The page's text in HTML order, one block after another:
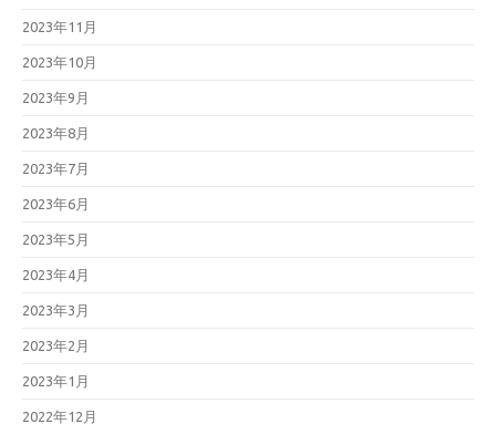
2023年11月
2023年10月
2023年9月
2023年8月
2023年7月
2023年6月
2023年5月
2023年4月
2023年3月
2023年2月
2023年1月
2022年12月